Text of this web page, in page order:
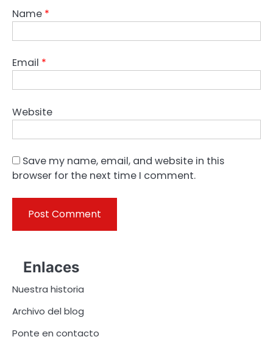
Name *
Email *
Website
Save my name, email, and website in this
browser for the next time I comment.
Enlaces
Nuestra historia
Archivo del blog
Ponte en contacto